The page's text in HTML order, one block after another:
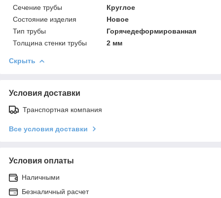
Сечение трубы
Круглое
Состояние изделия
Новое
Тип трубы
Горячедеформированная
Толщина стенки трубы
2 мм
Скрыть
Условия доставки
Транспортная компания
Все условия доставки
Условия оплаты
Наличными
Безналичный расчет